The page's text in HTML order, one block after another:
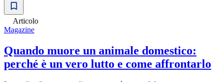
Articolo
Magazine
Quando muore un animale domestico:
perché è un vero lutto e come affrontarlo